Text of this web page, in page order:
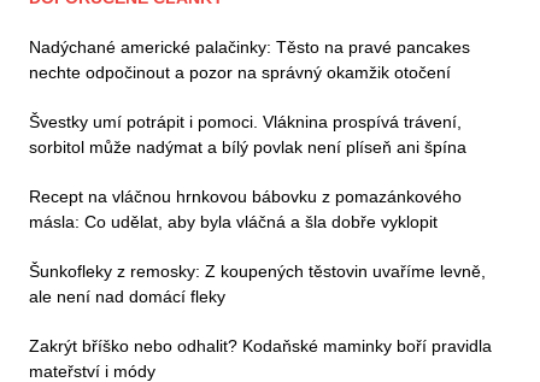
Nadýchané americké palačinky: Těsto na pravé pancakes
nechte odpočinout a pozor na správný okamžik otočení
Švestky umí potrápit i pomoci. Vláknina prospívá trávení,
sorbitol může nadýmat a bílý povlak není plíseň ani špína
Recept na vláčnou hrnkovou bábovku z pomazánkového
másla: Co udělat, aby byla vláčná a šla dobře vyklopit
Šunkofleky z remosky: Z koupených těstovin uvaříme levně,
ale není nad domácí fleky
Zakrýt bříško nebo odhalit? Kodaňské maminky boří pravidla
mateřství i módy